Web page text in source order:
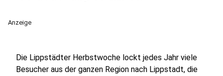
Anzeige
Die Lippstädter Herbstwoche lockt jedes Jahr viele
Besucher aus der ganzen Region nach Lippstadt, die